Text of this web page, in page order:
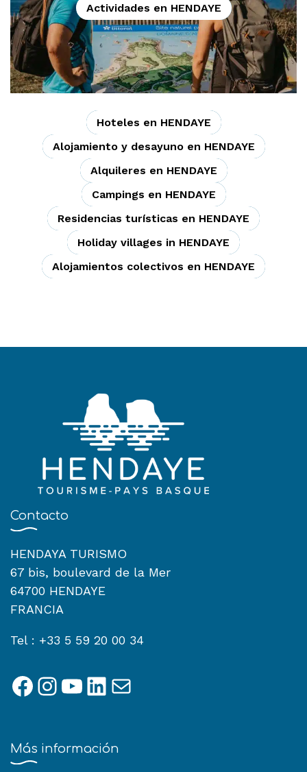
Actividades en HENDAYE
Hoteles en HENDAYE
Alojamiento y desayuno en HENDAYE
Alquileres en HENDAYE
Campings en HENDAYE
Residencias turísticas en HENDAYE
Holiday villages in HENDAYE
Alojamientos colectivos en HENDAYE
Contacto
HENDAYA TURISMO
67 bis, boulevard de la Mer
64700 HENDAYE
FRANCIA
Tel : +33 5 59 20 00 34
Facebook
Instagram
YouTube
LinkedIn
Correo electrónico
Más información